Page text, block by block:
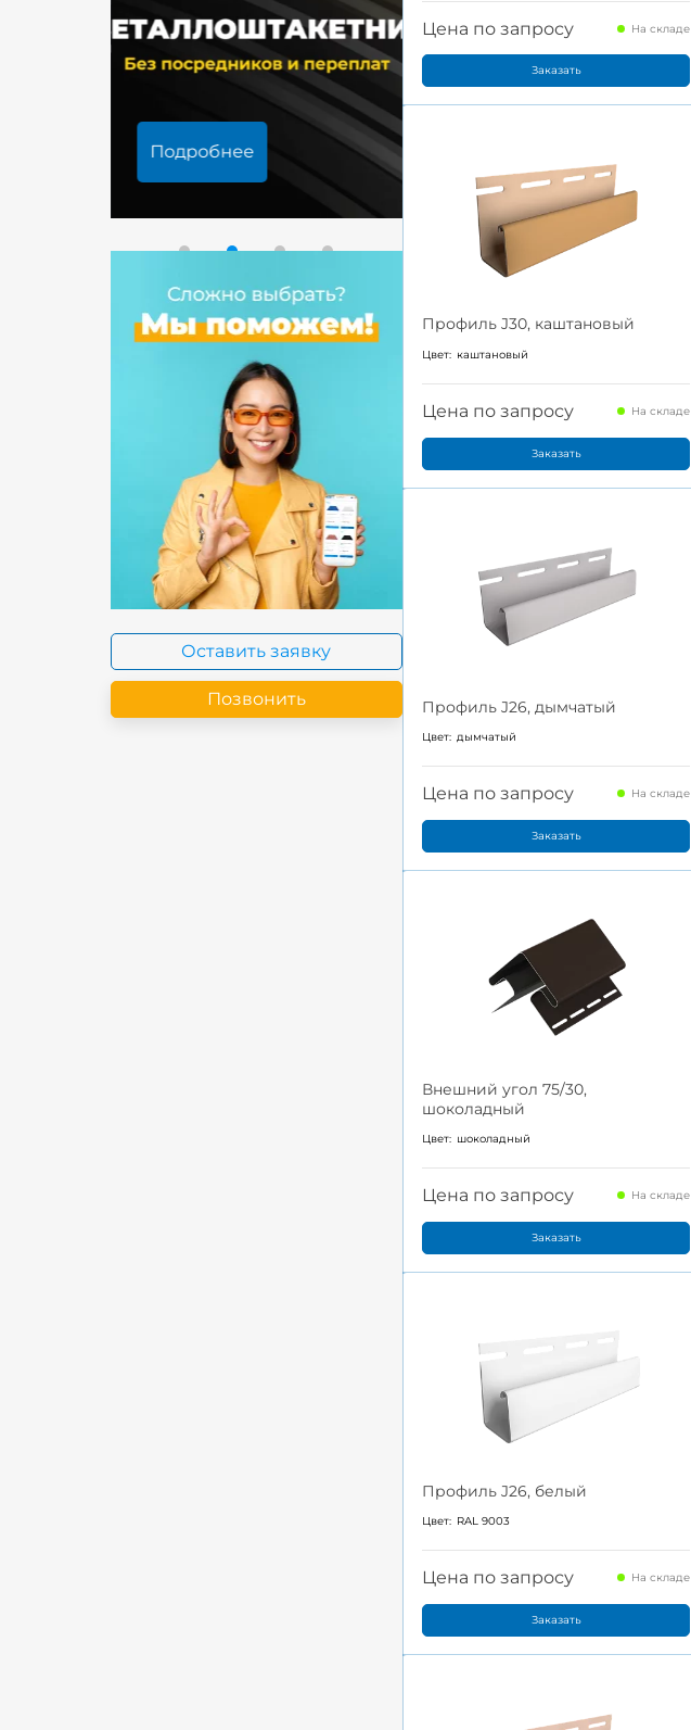
Подробнее
Оставить заявку
Позвонить
Цена по запросу На складе
Заказать
Профиль J30, каштановый
Цвет: каштановый
Цена по запросу На складе
Заказать
Профиль J26, дымчатый
Цвет: дымчатый
Цена по запросу На складе
Заказать
Внешний угол 75/30,
шоколадный
Цвет: шоколадный
Цена по запросу На складе
Заказать
Профиль J26, белый
Цвет: RAL 9003
Цена по запросу На складе
Заказать